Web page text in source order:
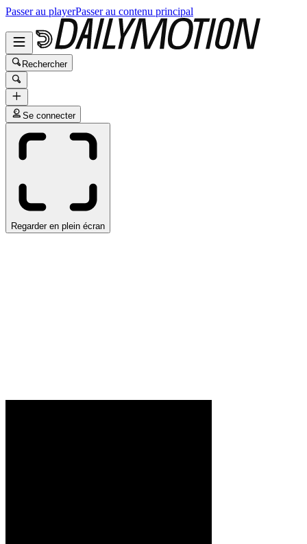
Passer au playerPasser au contenu principal
Rechercher
Se connecter
Regarder en plein écran